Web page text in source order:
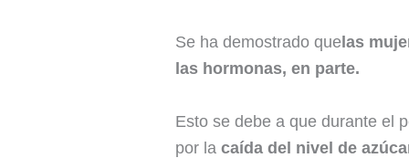
Se ha demostrado quelas
las hormonas, en parte.
Esto se debe a que durante el
por lacaída del nivel de